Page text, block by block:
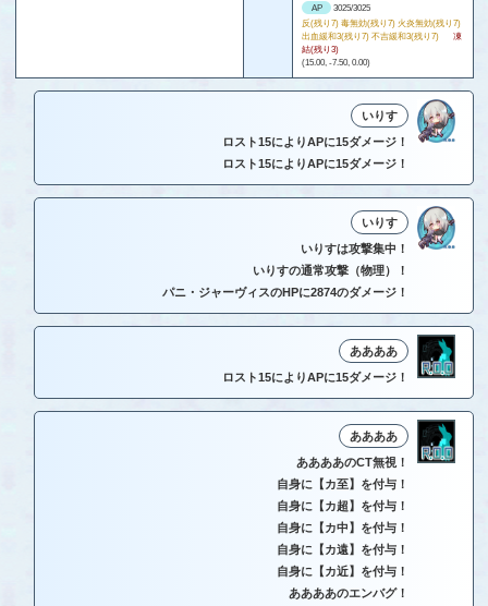
AP
3025/3025
反(残り7) 毒無効(残り7) 火炎無効(残り7)
出血緩和3(残り7) 不吉緩和3(残り7)
凍
結(残り3)
(15.00, -7.50, 0.00)
いりす
ロスト15によりAPに15ダメージ！
ロスト15によりAPに15ダメージ！
いりす
いりすは攻撃集中！
いりすの通常攻撃（物理）！
パニ・ジャーヴィスのHPに2874のダメージ！
ああああ
ロスト15によりAPに15ダメージ！
ああああ
ああああのCT無視！
自身に【カ至】を付与！
自身に【カ超】を付与！
自身に【カ中】を付与！
自身に【カ遠】を付与！
自身に【カ近】を付与！
ああああのエンバグ！